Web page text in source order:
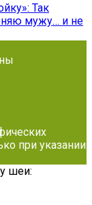
Так
мужу… и не
при указании
шеи: